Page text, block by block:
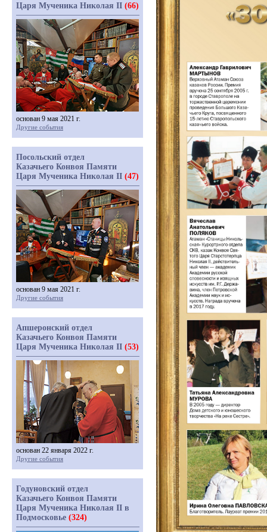
Царя Мученика Николая II (66)
основан 9 мая 2021 г.
Другие события
Посольский отдел
Казачьего Конвоя Памяти
Царя Мученика Николая II (47)
основан 9 мая 2021 г.
Другие события
Апшеронский отдел
Казачьего Конвоя Памяти
Царя Мученика Николая II (53)
основан 22 января 2022 г.
Другие события
Годуновский отдел
Казачьего Конвоя Памяти
Царя Мученика Николая II в
Подмосковье (324)